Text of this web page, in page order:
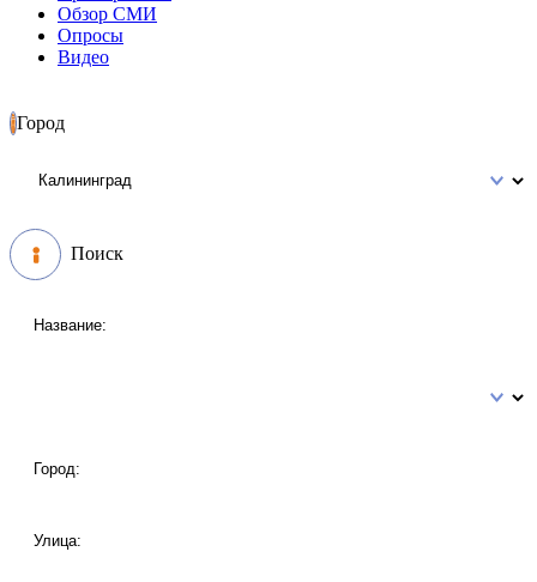
Обзор СМИ
Опросы
Видео
Город
Поиск